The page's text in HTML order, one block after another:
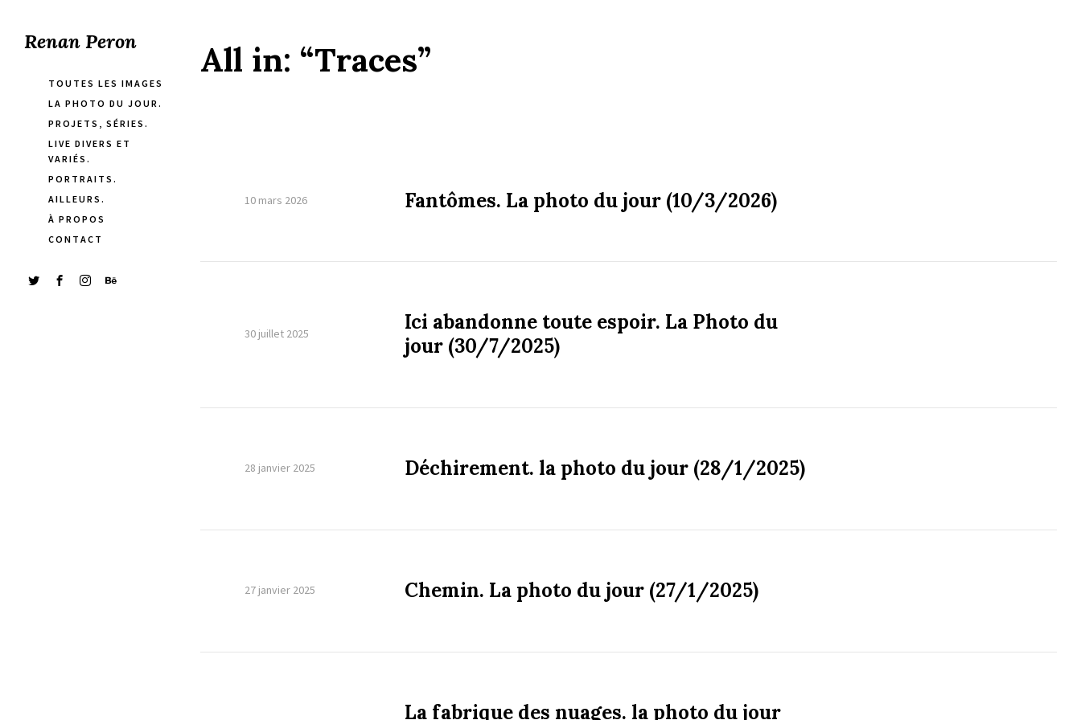
Renan Peron
TOUTES LES IMAGES
LA PHOTO DU JOUR.
PROJETS, SÉRIES.
LIVE DIVERS ET
VARIÉS.
PORTRAITS.
AILLEURS.
À PROPOS
CONTACT
All in: “Traces”
10 mars 2026 Fantômes. La photo du jour (10/3/2026)
30 juillet 2025
Ici abandonne toute espoir. La Photo du
jour (30/7/2025)
28 janvier 2025 Déchirement. la photo du jour (28/1/2025)
27 janvier 2025 Chemin. La photo du jour (27/1/2025)
La fabrique des nuages. la photo du jour